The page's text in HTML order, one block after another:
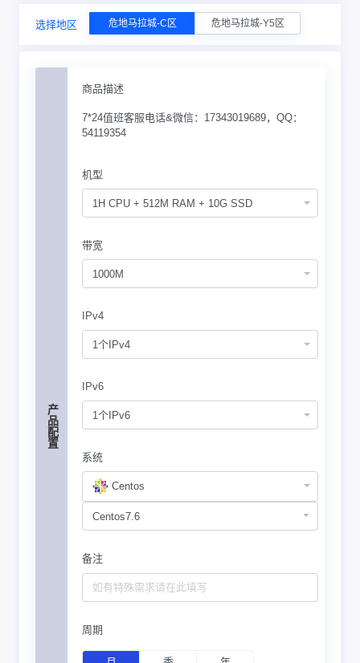
选择地区 危地马拉城-C区 危地马拉城-Y5区
产品配置
商品描述
7*24值班客服电话&微信：17343019689，QQ：
54119354
机型
1H CPU + 512M RAM + 10G SSD
带宽
1000M
IPv4
1个IPv4
IPv6
1个IPv6
系统
Centos
备注
周期